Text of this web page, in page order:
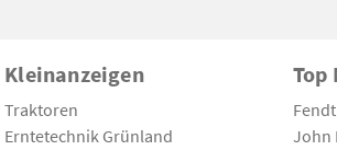
Kleinanzeigen
Traktoren
Erntetechnik Grünland
Top
Fendt
John